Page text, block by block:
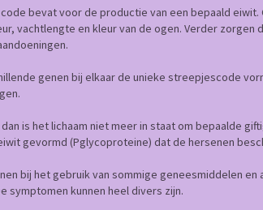
bevat voor de productie van een bepaald
vachtlengte en kleur van de ogen. Verder
genen bij elkaar de unieke streepjescode
dan is het lichaam niet meer in staat om bepaalde
gevormd (Pglycoproteine) dat de hersenen
bij het gebruik van sommige geneesmiddelen
symptomen kunnen heel divers zijn.